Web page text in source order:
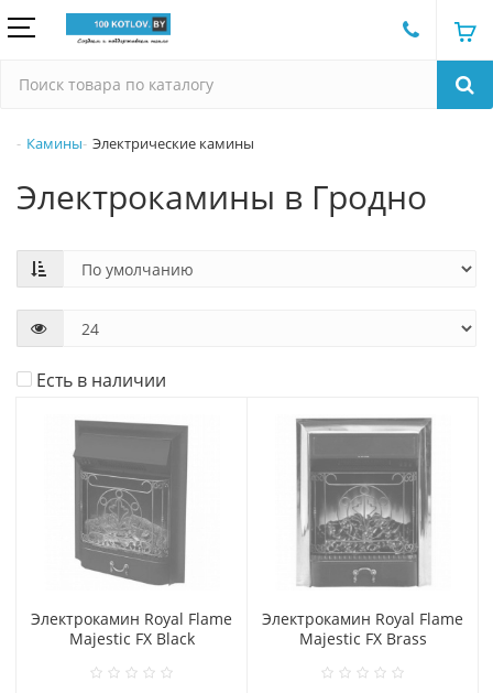
Камины Электрические камины
Электрокамины в Гродно
Есть в наличии
Электрокамин Royal Flame
Majestic FX Black
Электрокамин Royal Flame
Majestic FX Brass